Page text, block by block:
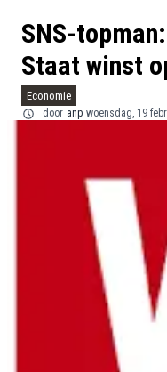
SNS-
Staat winst
Economie
door anp woensdag, 19